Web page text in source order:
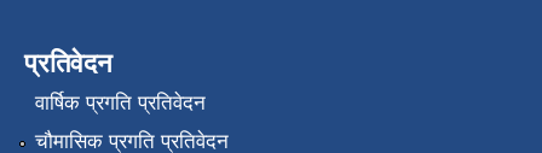
प्रतिवेदन
वार्षिक प्रगति प्रतिवेदन
चौमासिक प्रगति प्रतिवेदन